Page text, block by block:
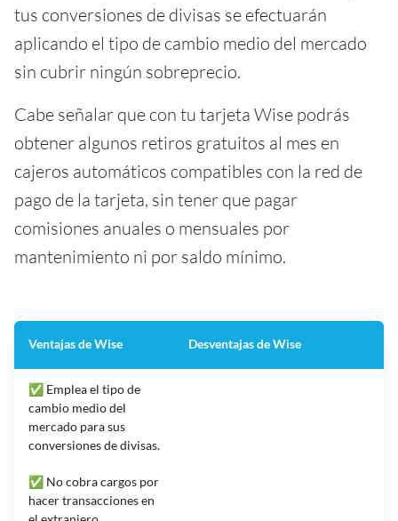
tus conversiones de divisas se efectuarán
aplicando el tipo de cambio medio del mercado
sin cubrir ningún sobreprecio.
Cabe señalar que con tu tarjeta Wise podrás
obtener algunos retiros gratuitos al mes en
cajeros automáticos compatibles con la red de
pago de la tarjeta, sin tener que pagar
comisiones anuales o mensuales por
mantenimiento ni por saldo mínimo.
Ventajas de Wise Desventajas de Wise
✅ Emplea el tipo de
cambio medio del
mercado para sus
conversiones de divisas.
✅ No cobra cargos por
hacer transacciones en